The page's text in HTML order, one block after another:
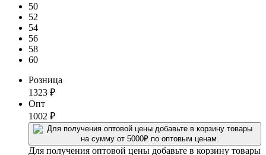
50
52
54
56
58
60
Розница
1323 ₽
Опт
1002 ₽
Для получения оптовой цены добавьте в корзину товары